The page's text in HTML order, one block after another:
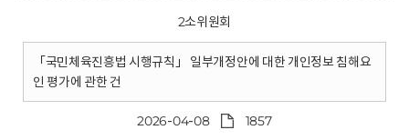
2소위원회
「국민체육진흥법 시행규칙」 일부개정안에 대한 개인정보 침해요
인 평가에 관한 건
2026-04-08 1857